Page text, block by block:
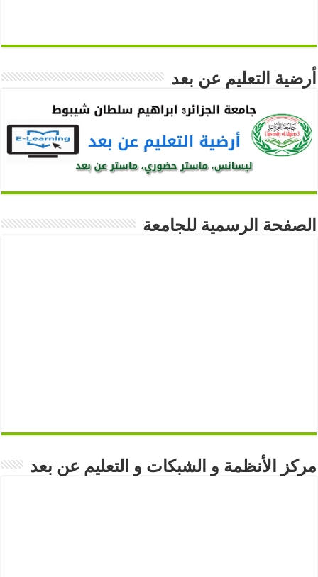
أرضية التعليم عن بعد
الصفحة الرسمية للجامعة
مركز الأنظمة و الشبكات و التعليم عن بعد